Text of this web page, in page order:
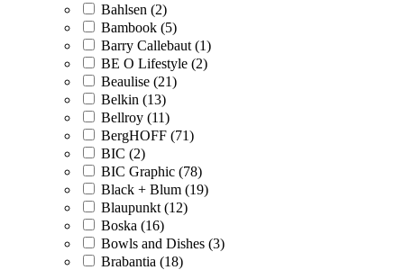
Bahlsen (2)
Bambook (5)
Barry Callebaut (1)
BE O Lifestyle (2)
Beaulise (21)
Belkin (13)
Bellroy (11)
BergHOFF (71)
BIC (2)
BIC Graphic (78)
Black + Blum (19)
Blaupunkt (12)
Boska (16)
Bowls and Dishes (3)
Brabantia (18)